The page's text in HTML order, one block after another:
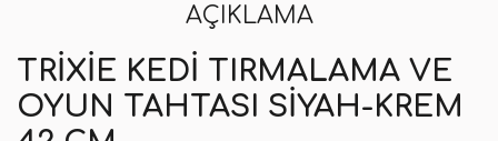
AÇIKLAMA
TRIXIE KEDI TIRMALAMA VE
OYUN TAHTASI SIYAH-KREM